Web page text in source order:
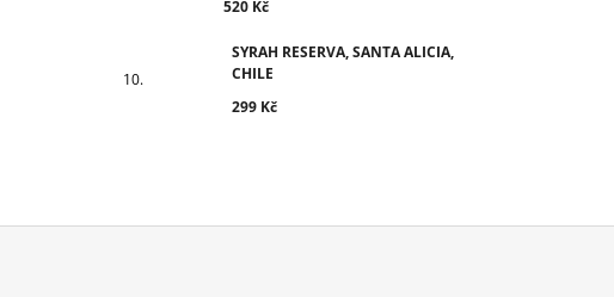
520 Kč
SYRAH RESERVA, SANTA ALICIA,
CHILE
299 Kč